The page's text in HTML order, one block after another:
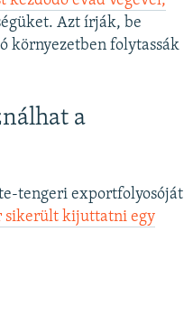
Azt írják, be
környezetben folytassák
a
tengeri exportfolyosóját
sikerült kijuttatni egy